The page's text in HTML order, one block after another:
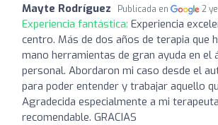
Mayte Rodríguez Publicada en 2
Experiencia fantástica: Experiencia
centro. Más de dos años de terapia que
mano herramientas de gran ayuda en el
personal. Abordaron mi caso desde el
para poder entender y trabajar aquello
Agradecida especialmente a mi
recomendable. GRACIAS